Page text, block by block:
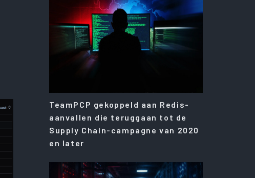
TeamPCP gekoppeld aan Redis-
aanvallen die teruggaan tot de
Supply Chain-campagne van 2020
en later